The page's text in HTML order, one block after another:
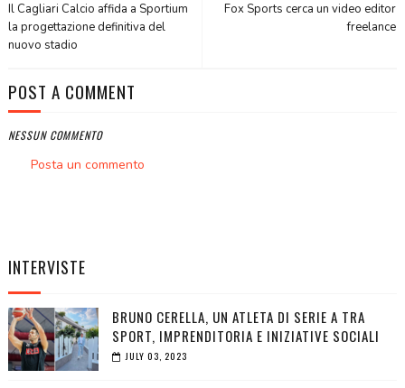
Fox Sports cerca un video editor
freelance
Il Cagliari Calcio affida a Sportium
la progettazione definitiva del
nuovo stadio
POST A COMMENT
NESSUN COMMENTO
Posta un commento
INTERVISTE
BRUNO CERELLA, UN ATLETA DI SERIE A TRA
SPORT, IMPRENDITORIA E INIZIATIVE SOCIALI
JULY 03, 2023